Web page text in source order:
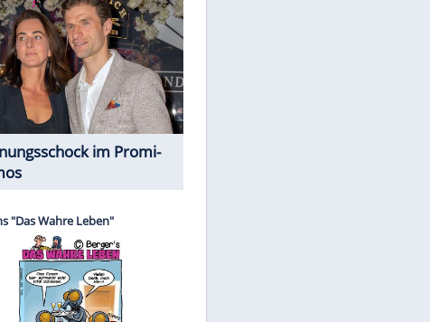
Spiele-Klassiker aus Asien